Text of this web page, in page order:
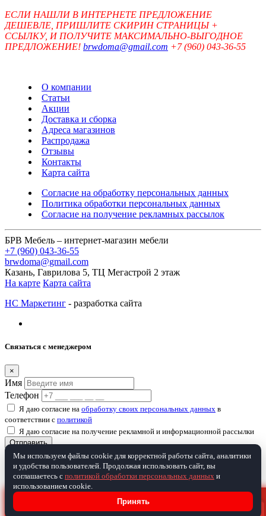
ЕСЛИ НАШЛИ В ИНТЕРНЕТЕ ПРЕДЛОЖЕНИЕ
ДЕШЕВЛЕ, ПРИШЛИТЕ СКИРИН СТРАНИЦЫ +
ССЫЛКУ, И ПОЛУЧИТЕ МАКСИМАЛЬНО-ВЫГОДНОЕ
ПРЕДЛОЖЕНИЕ! brwdoma@gmail.com +7 (960) 043-36-55
О компании
Статьи
Акции
Доставка и сборка
Адреса магазинов
Распродажа
Отзывы
Контакты
Карта сайта
Согласие на обработку персональных данных
Политика обработки персональных данных
Согласие на получение рекламных рассылок
БРВ Мебель – интернет-магазин мебели
+7 (960) 043-36-55
brwdoma@gmail.com
Казань, Гаврилова 5, ТЦ Мегастрой 2 этаж
На карте Карта сайта
НС Маркетинг - разработка сайта
Связаться с менеджером
×
Имя
Телефон
Я даю согласие на обработку своих персональных данных в
соответствии с политикой
Я даю согласие на получение рекламной и информационной рассылки
Отправить
Товар добавлен в корзину
×
Перейти в корзину
Мы используем файлы cookie для корректной работы сайта, аналитики
и удобства пользователей. Продолжая использовать сайт, вы
соглашаетесь с политикой обработки персональных данных и
использованием cookie.
Принять
ПРОЙДИТЕ ТЕСТ И ПОЛУЧИТЕ
«Скидку до 7%» Задать вопрос